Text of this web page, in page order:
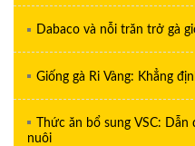
Dabaco và nỗi trăn trở gà
Giống gà Ri Vàng: Khẳng
Thức ăn bổ sung VSC:
nuôi